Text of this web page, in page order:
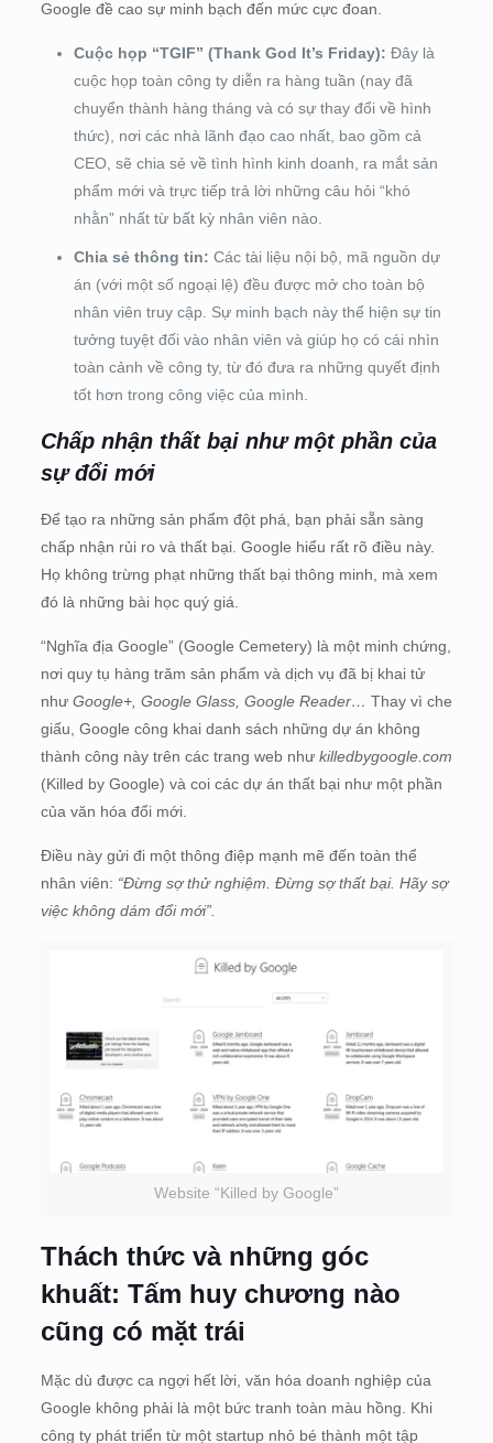
Google đề cao sự minh bạch đến mức cực đoan.
Cuộc họp “TGIF” (Thank God It’s Friday): Đây là
cuộc họp toàn công ty diễn ra hàng tuần (nay đã
chuyển thành hàng tháng và có sự thay đổi về hình
thức), nơi các nhà lãnh đạo cao nhất, bao gồm cả
CEO, sẽ chia sẻ về tình hình kinh doanh, ra mắt sản
phẩm mới và trực tiếp trả lời những câu hỏi “khó
nhằn” nhất từ bất kỳ nhân viên nào.
Chia sẻ thông tin: Các tài liệu nội bộ, mã nguồn dự
án (với một số ngoại lệ) đều được mở cho toàn bộ
nhân viên truy cập. Sự minh bạch này thể hiện sự tin
tưởng tuyệt đối vào nhân viên và giúp họ có cái nhìn
toàn cảnh về công ty, từ đó đưa ra những quyết định
tốt hơn trong công việc của mình.
Chấp nhận thất bại như một phần của
sự đổi mới
Để tạo ra những sản phẩm đột phá, bạn phải sẵn sàng
chấp nhận rủi ro và thất bại. Google hiểu rất rõ điều này.
Họ không trừng phạt những thất bại thông minh, mà xem
đó là những bài học quý giá.
“Nghĩa địa Google” (Google Cemetery) là một minh chứng,
nơi quy tụ hàng trăm sản phẩm và dịch vụ đã bị khai tử
như Google+, Google Glass, Google Reader… Thay vì che
giấu, Google công khai danh sách những dự án không
thành công này trên các trang web như killedbygoogle.com
(Killed by Google) và coi các dự án thất bại như một phần
của văn hóa đổi mới.
Điều này gửi đi một thông điệp mạnh mẽ đến toàn thể
nhân viên: “Đừng sợ thử nghiệm. Đừng sợ thất bại. Hãy sợ
việc không dám đổi mới”.
Website “Killed by Google”
Thách thức và những góc
khuất: Tấm huy chương nào
cũng có mặt trái
Mặc dù được ca ngợi hết lời, văn hóa doanh nghiệp của
Google không phải là một bức tranh toàn màu hồng. Khi
công ty phát triển từ một startup nhỏ bé thành một tập